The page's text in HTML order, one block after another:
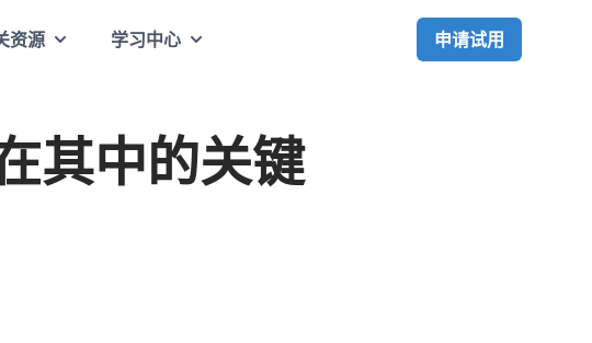
资源 学习中心 申请试用
其中的关键